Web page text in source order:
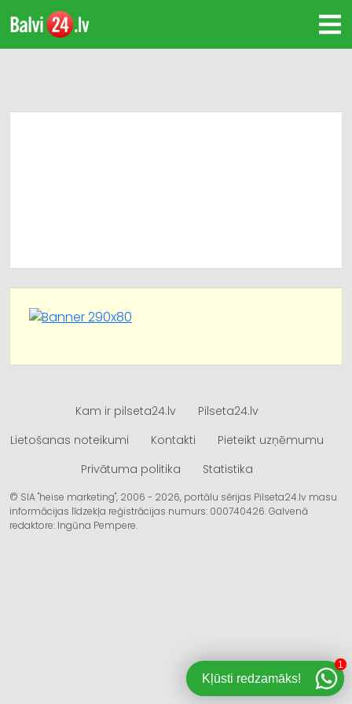
Kam ir pilseta24.lv
Pilseta24.lv
Lietošanas noteikumi
Kontakti
Pieteikt uzņēmumu
Privātuma politika
Statistika
© SIA "heise marketing", 2006 - 2026, portālu sērijas Pilseta24.lv masu
informācijas līdzekļa reģistrācijas numurs: 000740426. Galvenā
redaktore: Ingūna Pempere.
Kļūsti redzamāks!
1